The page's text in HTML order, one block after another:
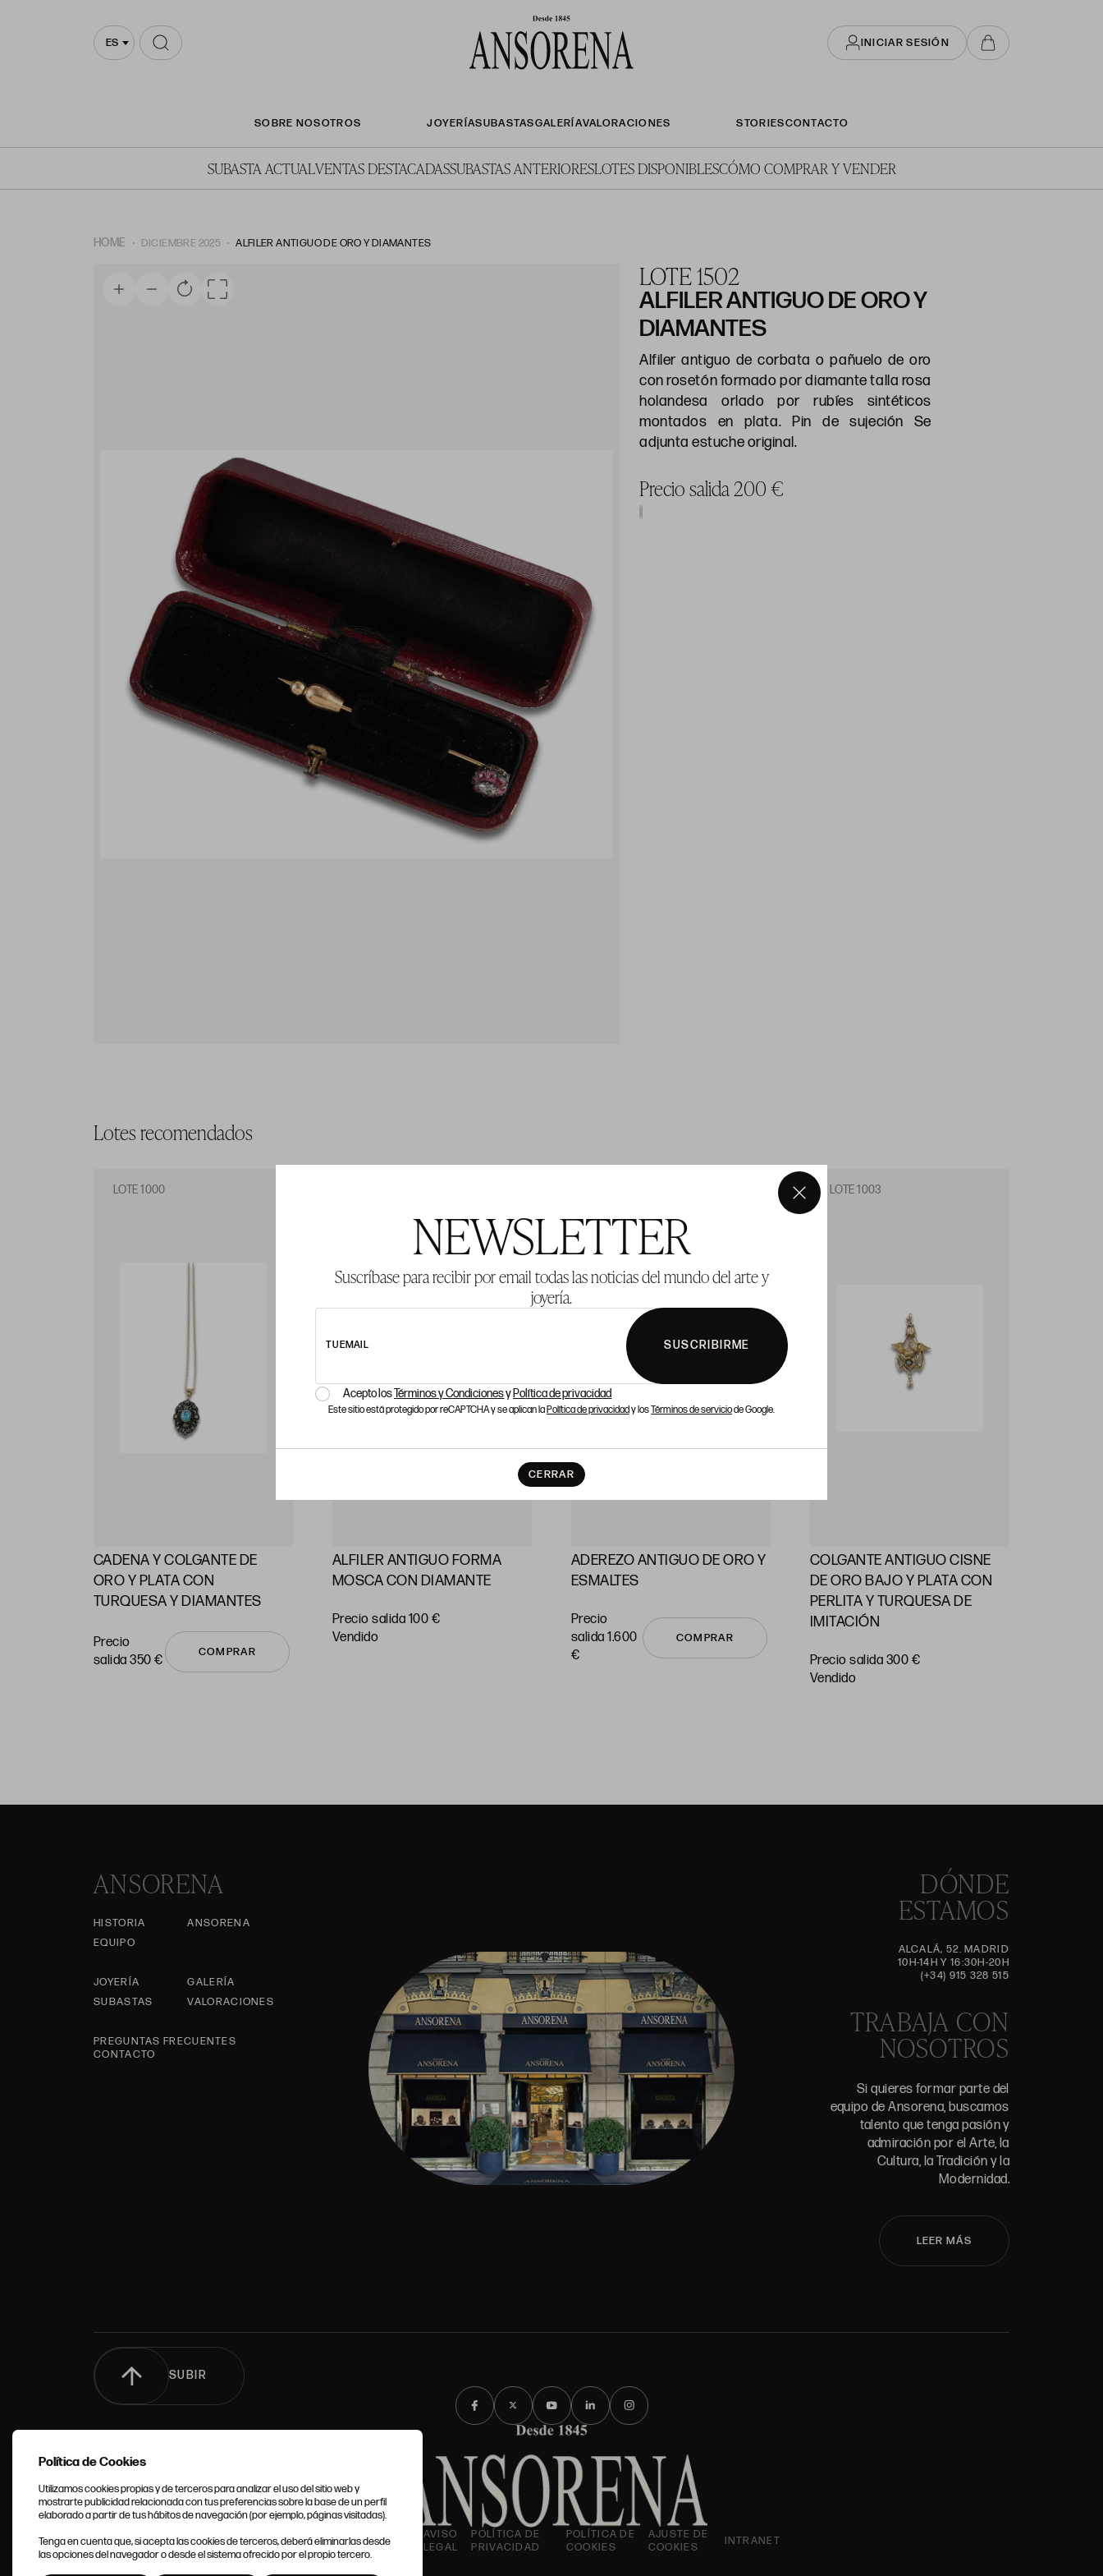
NEWSLETTER
Suscríbase para recibir por email todas las noticias del mundo del arte y
joyería.
TU EMAIL SUSCRIBIRME
Acepto losTérminos y Condicionesy Política de privacidad
Este sitio está protegido por reCAPTCHA y se aplican laPolítica de privacidady losTérminos de serviciode Google.
CERRAR
×
ES INICIAR SESIÓN
SOBRE NOSOTROS JOYERÍASUBASTASGALERÍAVALORACIONES STORIESCONTACTO
SUBASTA ACTUALVENTAS DESTACADASSUBASTAS ANTERIORESLOTES DISPONIBLESCÓMO COMPRAR Y VENDER
HOME DICIEMBRE 2025 ALFILER ANTIGUO DE ORO Y DIAMANTES
LOTE 1502
ALFILER ANTIGUO DE ORO Y
DIAMANTES
Alfiler antiguo de corbata o pañuelo de oro
con rosetón formado por diamante talla rosa
holandesa orlado por rubíes sintéticos
montados en plata. Pin de sujeción Se
adjunta estuche original.
Precio salida 200 €
Lotes recomendados
LOTE 1000
CADENA Y COLGANTE DE
ORO Y PLATA CON
TURQUESA Y DIAMANTES
Precio
salida 350 €
COMPRAR
ALFILER ANTIGUO FORMA
MOSCA CON DIAMANTE
Precio salida 100 €
vendido
ADEREZO ANTIGUO DE ORO Y
ESMALTES
Precio
salida 1.600
€
COMPRAR
LOTE 1003
COLGANTE ANTIGUO CISNE
DE ORO BAJO Y PLATA CON
PERLITA Y TURQUESA DE
IMITACIÓN
Precio salida 300 €
vendido
ANSORENA
HISTORIA
ANSORENA
EQUIPO
JOYERÍA
GALERÍA
SUBASTAS
VALORACIONES
PREGUNTAS FRECUENTES
CONTACTO
DÓNDE
ESTAMOS
ALCALÁ, 52. MADRID
10H-14H Y 16:30H-20H
(+34) 915 328 515
TRABAJA CON
NOSOTROS
Si quieres formar parte del
equipo de Ansorena, buscamos
talento que tenga pasión y
admiración por el Arte, la
Cultura, la Tradición y la
Modernidad.
LEER MÁS
SUBIR
GENERALES
AVISO
LEGAL
POLÍTICA DE
PRIVACIDAD
POLÍTICA DE
COOKIES
AJUSTE DE
COOKIES
INTRANET
Política de Cookies
Utilizamos cookies propias y de terceros para analizar el uso del sitio web y
mostrarte publicidad relacionada con tus preferencias sobre la base de un perfil
elaborado a partir de tus hábitos de navegación (por ejemplo, páginas visitadas).
Tenga en cuenta que, si acepta las cookies de terceros, deberá eliminarlas desde
las opciones del navegador o desde el sistema ofrecido por el propio tercero.